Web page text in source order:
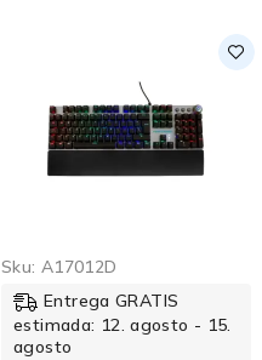
Sku: A17012D
Entrega GRATIS
estimada: 12. agosto - 15.
agosto